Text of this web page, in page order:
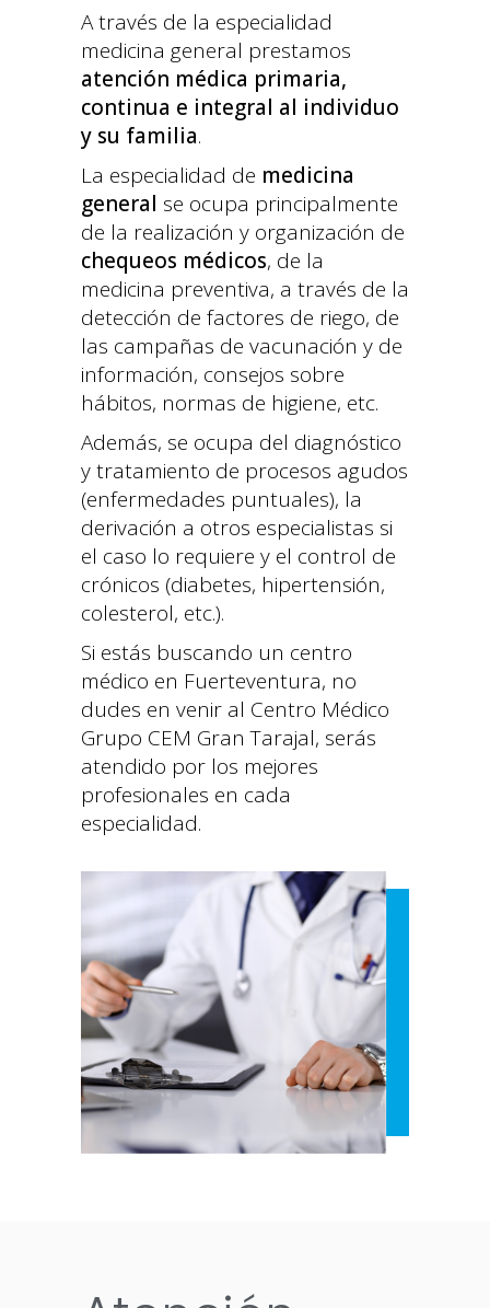
A través de la especialidad
medicina general prestamos
atención médica primaria,
continua e integral al individuo
y su familia.
La especialidad de medicina
general se ocupa principalmente
de la realización y organización de
chequeos médicos, de la
medicina preventiva, a través de la
detección de factores de riego, de
las campañas de vacunación y de
información, consejos sobre
hábitos, normas de higiene, etc.
Además, se ocupa del diagnóstico
y tratamiento de procesos agudos
(enfermedades puntuales), la
derivación a otros especialistas si
el caso lo requiere y el control de
crónicos (diabetes, hipertensión,
colesterol, etc.).
Si estás buscando un centro
médico en Fuerteventura, no
dudes en venir al Centro Médico
Grupo CEM Gran Tarajal, serás
atendido por los mejores
profesionales en cada
especialidad.